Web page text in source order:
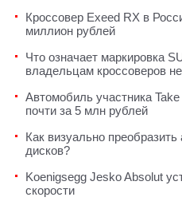
Кроссовер Exeed RX в
миллион рублей
Что означает маркировка
владельцам кроссоверов
Автомобиль участника
почти за 5 млн рублей
Как визуально
дисков?
Koenigsegg Jesko Absolut
скорости